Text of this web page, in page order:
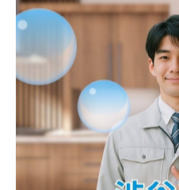
水漏れ修理費用の
方法
水漏れ修理費用の相場と
水漏れ修理にかかる費用の
状態、作業内容によって大
市での一般的な水漏れ修理